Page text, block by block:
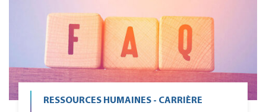
RESSOURCES HUMAINES - CARRIÈRE